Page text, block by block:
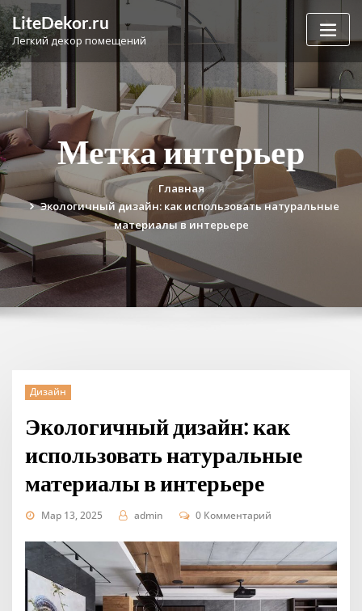
Перейти
к
содержимому
LiteDekor.ru
Легкий декор помещений
Метка интерьер
Главная
Экологичный дизайн: как использовать натуральные
материалы в интерьере
Дизайн
Экологичный дизайн: как
использовать натуральные
материалы в интерьере
Мар 13, 2025 admin 0 Комментарий